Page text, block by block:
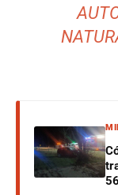
56